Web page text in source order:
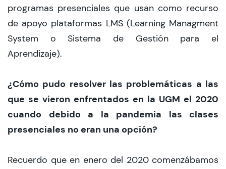
programas presenciales que usan como recurso
de apoyo plataformas LMS (Learning Managment
System o Sistema de Gestión para el
Aprendizaje).
¿Cómo pudo resolver las problemáticas a las
que se vieron enfrentados en la UGM el 2020
cuando debido a la pandemia las clases
presenciales no eran una opción?
Recuerdo que en enero del 2020 comenzábamos